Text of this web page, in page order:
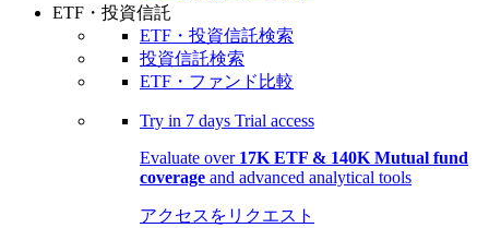
ETF・投資信託
ETF・投資信託検索
投資信託検索
ETF・ファンド比較
Try in 7 days Trial access
Evaluate over 17K ETF & 140K Mutual fund
coverage and advanced analytical tools
アクセスをリクエスト